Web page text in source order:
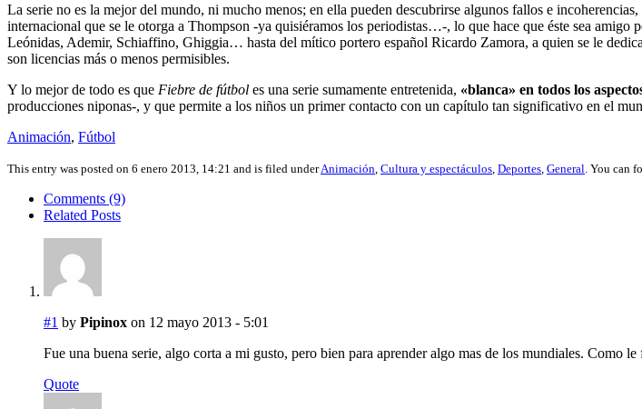
La serie no es la mejor del mundo, ni mucho menos; en ella pueden descubrirse algunos fallos e
internacional que se le otorga a Thompson -ya quisiéramos los periodistas…-, lo que hace que éste sea
Leónidas, Ademir, Schiaffino, Ghiggia… hasta del mítico portero español Ricardo Zamora, a quien se le
son licencias más o menos permisibles.
Y lo mejor de todo es que Fiebre de fútbol es una serie sumamente entretenida, «blanca» en todos los
producciones niponas-, y que permite a los niños un primer contacto con un capítulo tan significativo en el
Animación, Fútbol
This entry was posted on 6 enero 2013, 14:21 and is filed underAnimación Cultura y espectáculos Deportes General . You can
Comments (9)
Related Posts
#1 by Pipinox on 12 mayo 2013 - 5:01
Fue una buena serie, algo corta a mi gusto, pero bien para aprender algo mas de los mundiales. Como
Quote